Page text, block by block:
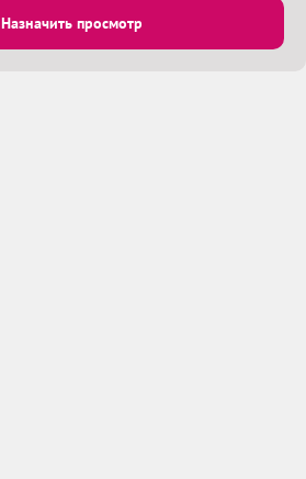
Назначить просмотр